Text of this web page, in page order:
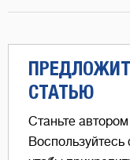
СТАТЬЮ
Станьте